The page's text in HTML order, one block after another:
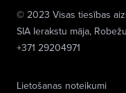
Lietošanas noteikumi
© 2023 Visas tiesības
SIA Ierakstu māja,
+371 29204971